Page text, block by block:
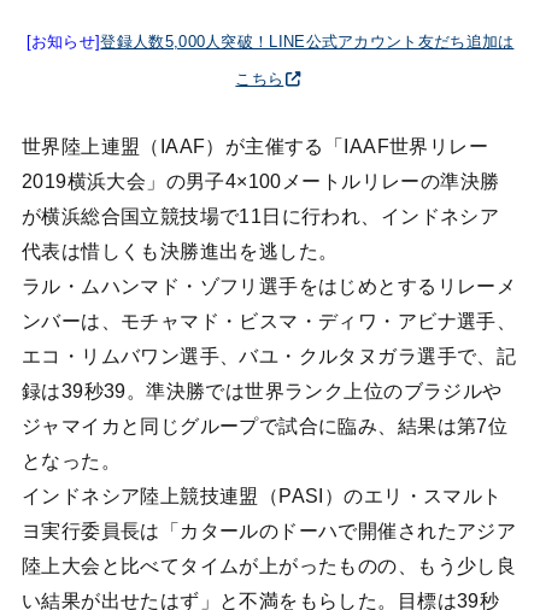
[お知らせ]登録人数5,000人突破！LINE公式アカウント友だち追加は
こちら
世界陸上連盟（IAAF）が主催する「IAAF世界リレー
2019横浜大会」の男子4×100メートルリレーの準決勝
が横浜総合国立競技場で11日に行われ、インドネシア
代表は惜しくも決勝進出を逃した。
ラル・ムハンマド・ゾフリ選手をはじめとするリレーメ
ンバーは、モチャマド・ビスマ・ディワ・アビナ選手、
エコ・リムバワン選手、バユ・クルタヌガラ選手で、記
録は39秒39。準決勝では世界ランク上位のブラジルや
ジャマイカと同じグループで試合に臨み、結果は第7位
となった。
インドネシア陸上競技連盟（PASI）のエリ・スマルト
ヨ実行委員長は「カタールのドーハで開催されたアジア
陸上大会と比べてタイムが上がったものの、もう少し良
い結果が出せたはず」と不満をもらした。目標は39秒